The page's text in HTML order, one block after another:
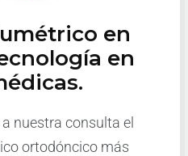
en
en
nuestra consulta el
ortodóncico más